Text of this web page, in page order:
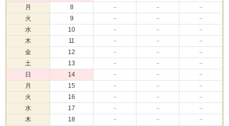
月
8 － －
－
火
9 － －
－
水
10 － －
－
木
11 － －
－
金
12 － －
－
土
13 － －
－
日
14 － －
－
月
15 － －
－
火
16 － －
－
水
17 － －
－
木
18 － －
－